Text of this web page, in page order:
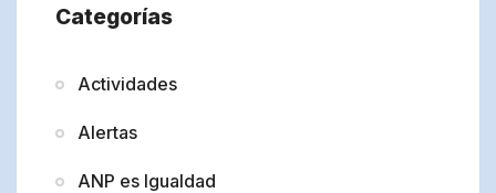
Categorías
Actividades
Alertas
ANP es Igualdad